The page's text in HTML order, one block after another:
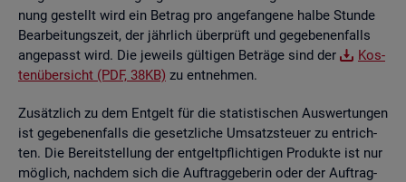
nung ge­stellt wird ein Be­trag pro an­ge­fan­ge­ne halbe Stun­de
Be­ar­bei­tungs­zeit, der jähr­lich über­prüft und ge­ge­be­nen­falls
an­ge­passt wird. Die je­weils gül­ti­gen Be­trä­ge sind der
Kos­
ten­über­sicht (PDF, 38KB) zu ent­neh­men.
Zu­sätz­lich zu dem Ent­gelt für die sta­tis­ti­schen Aus­wer­tun­gen
ist ge­ge­be­nen­falls die ge­setz­li­che Um­satz­steu­er zu ent­rich­
ten. Die Be­reit­stel­lung der ent­gelt­pflich­ti­gen Pro­duk­te ist nur
mög­lich, nach­dem sich die Auf­trag­ge­be­rin oder der Auf­trag­